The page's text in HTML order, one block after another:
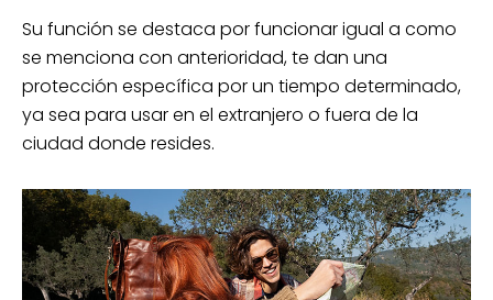
Su función se destaca por funcionar igual a como
se menciona con anterioridad, te dan una
protección específica por un tiempo determinado,
ya sea para usar en el extranjero o fuera de la
ciudad donde resides.